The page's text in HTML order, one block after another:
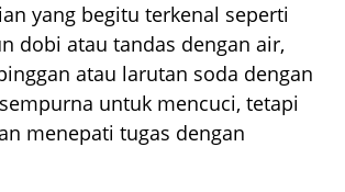
yang begitu terkenal seperti
dobi atau tandas dengan air,
atau larutan soda dengan
untuk mencuci, tetapi
menepati tugas dengan